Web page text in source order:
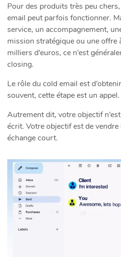
Pour des produits très peu
email peut parfois fonctionner.
service, un accompagnement,
mission stratégique ou une offre
milliers d’euros, ce n’est
closing.
Le rôle du cold email est
souvent, cette étape est un appel.
Autrement dit, votre objectif
écrit. Votre objectif est de vendre
échange court.